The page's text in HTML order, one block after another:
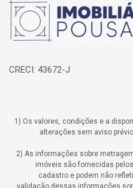
Página inicial
CRECI: 43672-J
1) Os valores, condições e a
alterações sem aviso
2) As informações sobre
imóveis são fornecidas
cadastro e podem não
validação dessas informações